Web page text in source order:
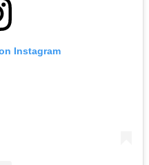
Instagram